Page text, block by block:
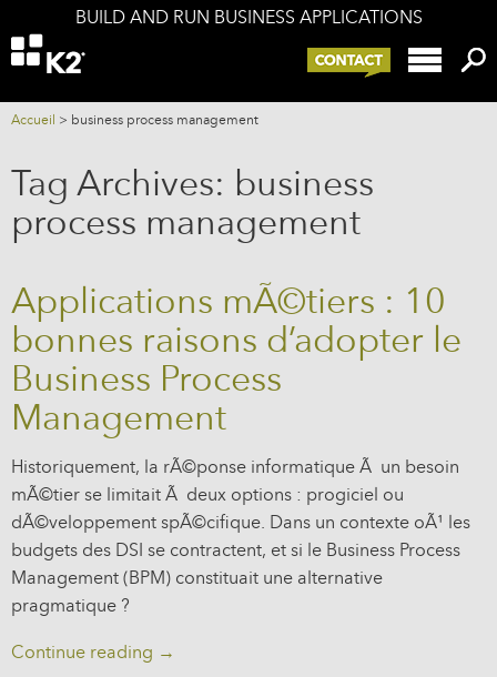
BUILD AND RUN BUSINESS APPLICATIONS
K2 components
K2 and your IS
Company
Accueil > business process management
Tag Archives: business
process management
Applications mÃ©tiers : 10
bonnes raisons d’adopter le
Business Process
Management
Historiquement, la rÃ©ponse informatique Ã un besoin
mÃ©tier se limitait Ã deux options : progiciel ou
dÃ©veloppement spÃ©cifique. Dans un contexte oÃ¹ les
budgets des DSI se contractent, et si le Business Process
Management (BPM) constituait une alternative
pragmatique ?
Continue reading →